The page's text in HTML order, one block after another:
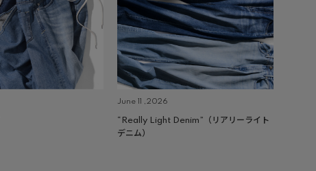
June 11 ,2026
“Really Light Denim”（リアリーライト
デニム）